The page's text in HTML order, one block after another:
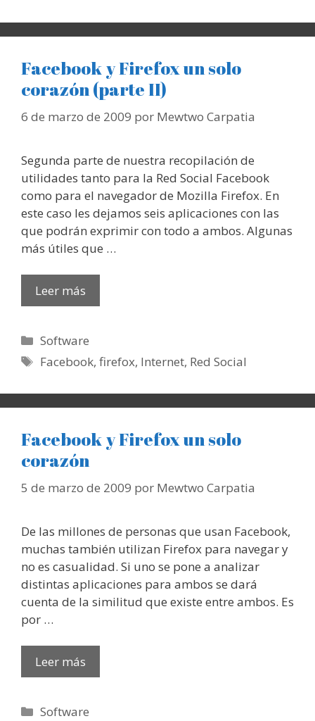
Facebook y Firefox un solo
corazón (parte II)
6 de marzo de 2009 por Mewtwo Carpatia
Segunda parte de nuestra recopilación de
utilidades tanto para la Red Social Facebook
como para el navegador de Mozilla Firefox. En
este caso les dejamos seis aplicaciones con las
que podrán exprimir con todo a ambos. Algunas
más útiles que …
Leer más
Categorías
Software
Etiquetas
Facebook,firefox, Internet, Red Social
Facebook y Firefox un solo
corazón
5 de marzo de 2009 por Mewtwo Carpatia
De las millones de personas que usan Facebook,
muchas también utilizan Firefox para navegar y
no es casualidad. Si uno se pone a analizar
distintas aplicaciones para ambos se dará
cuenta de la similitud que existe entre ambos. Es
por …
Leer más
Categorías
Software